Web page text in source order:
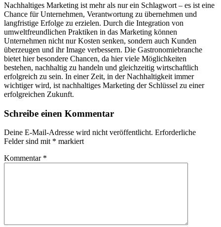
Nachhaltiges Marketing ist mehr als nur ein Schlagwort – es ist eine
Chance für Unternehmen, Verantwortung zu übernehmen und
langfristige Erfolge zu erzielen. Durch die Integration von
umweltfreundlichen Praktiken in das Marketing können
Unternehmen nicht nur Kosten senken, sondern auch Kunden
überzeugen und ihr Image verbessern. Die Gastronomiebranche
bietet hier besondere Chancen, da hier viele Möglichkeiten
bestehen, nachhaltig zu handeln und gleichzeitig wirtschaftlich
erfolgreich zu sein. In einer Zeit, in der Nachhaltigkeit immer
wichtiger wird, ist nachhaltiges Marketing der Schlüssel zu einer
erfolgreichen Zukunft.
Schreibe einen Kommentar
Deine E-Mail-Adresse wird nicht veröffentlicht. Erforderliche
Felder sind mit * markiert
Kommentar *